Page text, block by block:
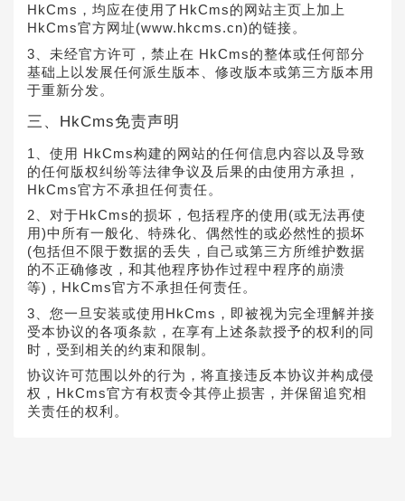
HkCms，均应在使用了HkCms的网站主页上加上
HkCms官方网址(www.hkcms.cn)的链接。
3、未经官方许可，禁止在 HkCms的整体或任何部分
基础上以发展任何派生版本、修改版本或第三方版本用
于重新分发。
三、HkCms免责声明
1、使用 HkCms构建的网站的任何信息内容以及导致
的任何版权纠纷等法律争议及后果的由使用方承担，
HkCms官方不承担任何责任。
2、对于HkCms的损坏，包括程序的使用(或无法再使
用)中所有一般化、特殊化、偶然性的或必然性的损坏
(包括但不限于数据的丢失，自己或第三方所维护数据
的不正确修改，和其他程序协作过程中程序的崩溃
等)，HkCms官方不承担任何责任。
3、您一旦安装或使用HkCms，即被视为完全理解并接
受本协议的各项条款，在享有上述条款授予的权利的同
时，受到相关的约束和限制。
协议许可范围以外的行为，将直接违反本协议并构成侵
权，HkCms官方有权责令其停止损害，并保留追究相
关责任的权利。